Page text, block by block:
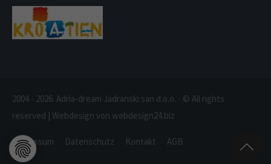
2004 - 2026. Adria-dream Jadranski san d.o.o. - © All rights
reserved | Webdesign von webdesign24.biz
Impressum Datenschutz Kontakt AGB